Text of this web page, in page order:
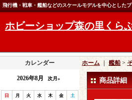
飛行機・戦車・艦船などのスケールモデルを中心とした
ホビーショップ森の里くら
カレンダー
2026年8月 次月»
日 月 火 水 木 金 土
ホーム 艦船>
商品詳細